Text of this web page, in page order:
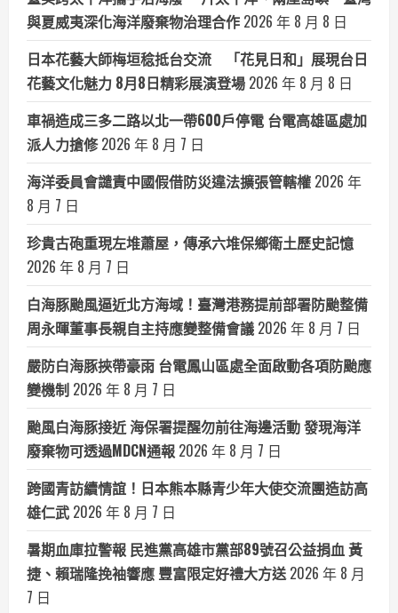
與夏威夷深化海洋廢棄物治理合作 2026 年 8 月 8 日
日本花藝大師梅垣稔抵台交流 「花見日和」展現台日
花藝文化魅力 8月8日精彩展演登場 2026 年 8 月 8 日
車禍造成三多二路以北一帶600戶停電 台電高雄區處加
派人力搶修 2026 年 8 月 7 日
海洋委員會譴責中國假借防災違法擴張管轄權 2026 年
8 月 7 日
珍貴古砲重現左堆蕭屋，傳承六堆保鄉衛土歷史記憶
2026 年 8 月 7 日
白海豚颱風逼近北方海域！臺灣港務提前部署防颱整備
周永暉董事長親自主持應變整備會議 2026 年 8 月 7 日
嚴防白海豚挾帶豪雨 台電鳳山區處全面啟動各項防颱應
變機制 2026 年 8 月 7 日
颱風白海豚接近 海保署提醒勿前往海邊活動 發現海洋
廢棄物可透過MDCN通報 2026 年 8 月 7 日
跨國青訪續情誼！日本熊本縣青少年大使交流團造訪高
雄仁武 2026 年 8 月 7 日
暑期血庫拉警報 民進黨高雄市黨部89號召公益捐血 黃
捷、賴瑞隆挽袖響應 豐富限定好禮大方送 2026 年 8 月
7 日